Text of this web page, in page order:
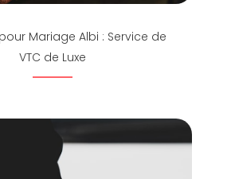
Mariage Albi : Service de
VTC de Luxe